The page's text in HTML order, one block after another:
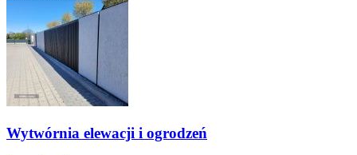
Wytwórnia elewacji i ogrodzeń